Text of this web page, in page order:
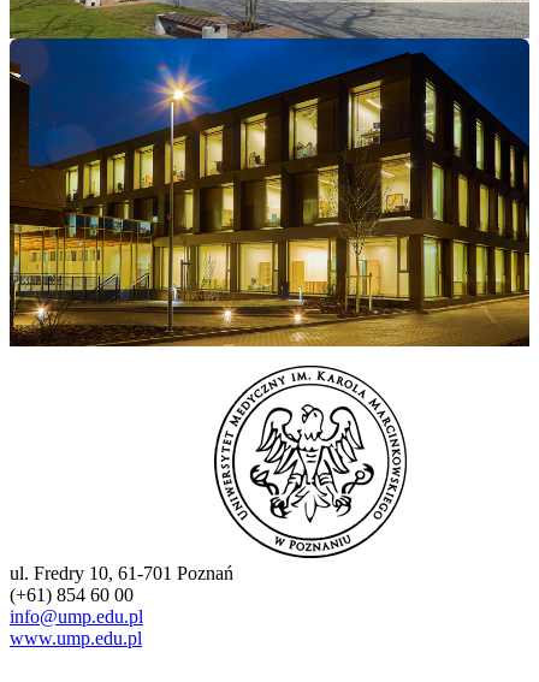
ul. Fredry 10, 61-701 Poznań
(+61) 854 60 00
info@ump.edu.pl
www.ump.edu.pl